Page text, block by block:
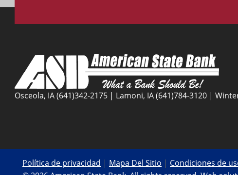
Osceola, IA (641)342-2175 | Lamoni, IA (641)784-3120 |
Política de privacidad | Mapa Del Sitio | Condiciones de